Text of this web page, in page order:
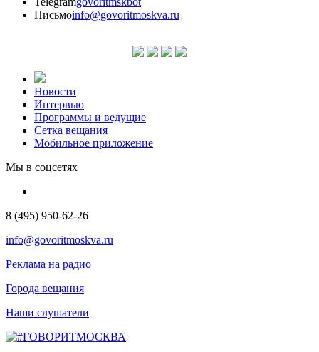
Письмоinfo@govoritmoskva.ru
Новости
Интервью
Программы и ведущие
Сетка вещания
Мобильное приложение
Мы в соцсетях
8 (495) 950-62-26
info@govoritmoskva.ru
Реклама на радио
Города вещания
Наши слушатели